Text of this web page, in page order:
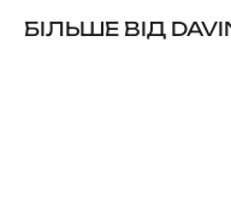
БІЛЬШЕ ВІД